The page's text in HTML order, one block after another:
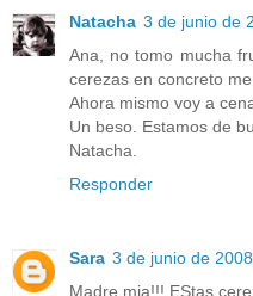
Natacha 3 de junio de
Ana, no tomo mucha
cerezas en concreto
Ahora mismo voy a
Un beso. Estamos de
Natacha.
Responder
Sara 3 de junio de
Madre mia!!! EStas